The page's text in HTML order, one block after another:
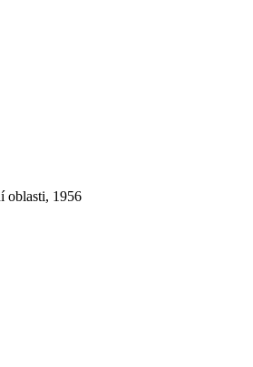
oblasti, 1956